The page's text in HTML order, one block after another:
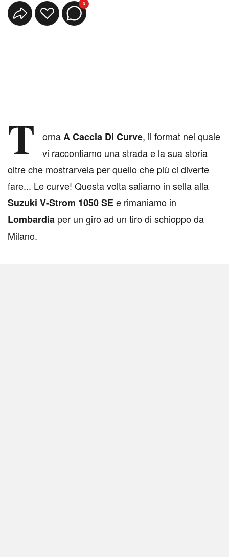
3
T ornaA Caccia Di Curve, il format nel quale
vi raccontiamo una strada e la sua storia
oltre che mostrarvela per quello che più ci diverte
fare... Le curve! Questa volta saliamo in sella alla
Suzuki V-Strom 1050 SEe rimaniamo in
Lombardia per un giro ad un tiro di schioppo da
Milano.